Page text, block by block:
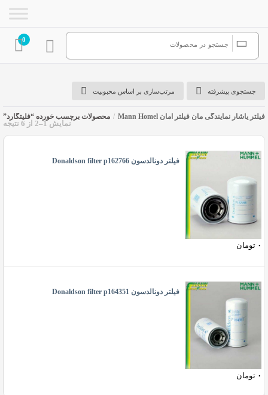
0
جستجوی پیشرفته مرتب‌سازی بر اساس محبوبیت
فیلتر یاشار نمایندگی مان فیلتر آمان Mann Homel / محصولات برچسب خورده “فلیتگارد”
نمایش 1–2 از 6 نتیجه
فیلتر دونالدسون Donaldson filter p162766
۰ تومان
فیلتر دونالدسون Donaldson filter p164351
۰ تومان